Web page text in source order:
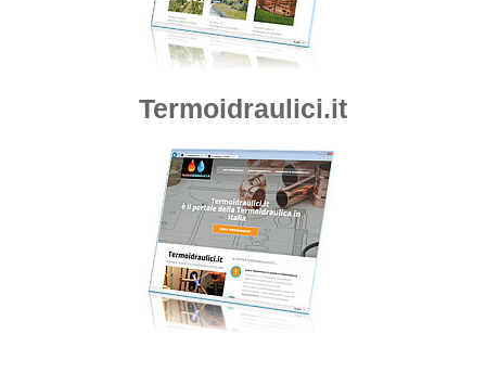
Termoidraulici.it